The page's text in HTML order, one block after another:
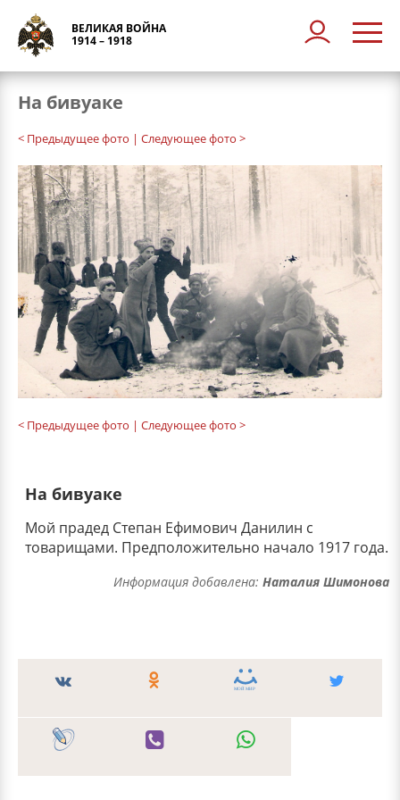
ВЕЛИКАЯ ВОЙНА
1914 – 1918
На бивуаке
< Предыдущее фото | Следующее фото >
< Предыдущее фото | Следующее фото >
На бивуаке
Мой прадед Степан Ефимович Данилин с
товарищами. Предположительно начало 1917 года.
Информация добавлена:Наталия Шимонова